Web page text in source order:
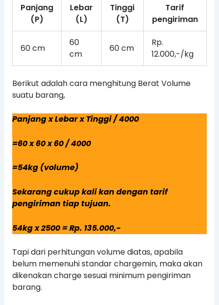
Panjang
(P)
Lebar
(L)
Tinggi
(T)
Tarif
pengiriman
60 cm
60
cm
60 cm
Rp.
12.000,-/kg
Berikut adalah cara menghitung Berat Volume
suatu barang,
Panjang x Lebar x Tinggi / 4000
=60 x 60 x 60 / 4000
=54kg (volume)
Sekarang cukup kali kan dengan tarif
pengiriman tiap tujuan.
54kg x 2500 = Rp. 135.000,-
Tapi dari perhitungan volume diatas, apabila
belum memenuhi standar chargemin, maka akan
dikenakan charge sesuai minimum pengiriman
barang.